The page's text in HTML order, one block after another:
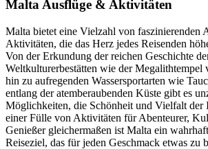
Malta Ausflüge & Aktivitäten
Malta bietet eine Vielzahl von faszinierenden
Aktivitäten, die das Herz jedes Reisenden
Von der Erkundung der reichen Geschichte
Weltkulturerbestätten wie der
hin zu aufregenden Wassersportarten wie
entlang der atemberaubenden Küste gibt es
Möglichkeiten, die Schönheit und Vielfalt der
einer Fülle von Aktivitäten für Abenteurer,
Genießer gleichermaßen ist Malta ein
Reiseziel, das für jeden Geschmack etwas zu